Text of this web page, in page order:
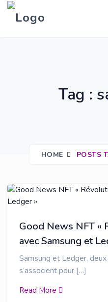
Tag :
HOME POSTS
Good News NFT «
avec Samsung et
Samsung et Ledger,
s’associent pour […]
Read More